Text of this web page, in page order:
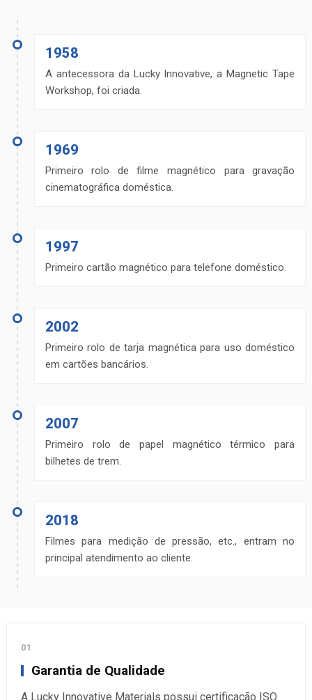
1958
A antecessora da Lucky Innovative, a Magnetic Tape
Workshop, foi criada.
1969
Primeiro rolo de filme magnético para gravação
cinematográfica doméstica.
1997
Primeiro cartão magnético para telefone doméstico.
2002
Primeiro rolo de tarja magnética para uso doméstico
em cartões bancários.
2007
Primeiro rolo de papel magnético térmico para
bilhetes de trem.
2018
Filmes para medição de pressão, etc., entram no
principal atendimento ao cliente.
01
Garantia de Qualidade
A Lucky Innovative Materials possui certificação ISO